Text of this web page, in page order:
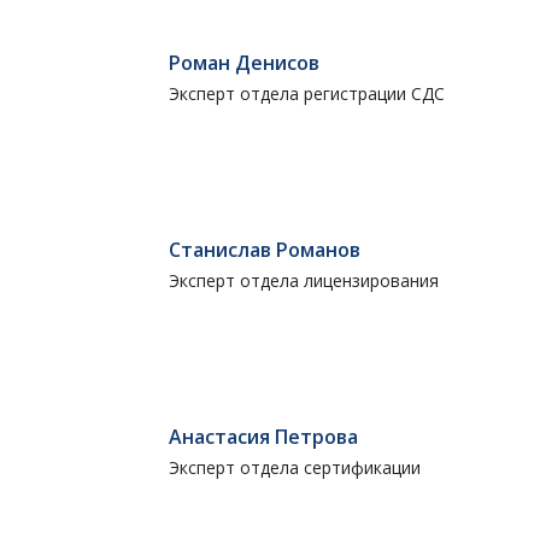
Роман Денисов
Эксперт отдела регистрации СДС
Станислав Романов
Эксперт отдела лицензирования
Анастасия Петрова
Эксперт отдела сертификации